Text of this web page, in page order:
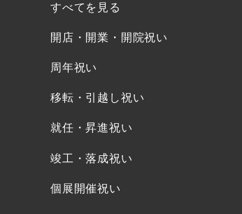
すべてを見る
開店・開業・開院祝い
周年祝い
移転・引越し祝い
就任・昇進祝い
竣工・落成祝い
個展開催祝い